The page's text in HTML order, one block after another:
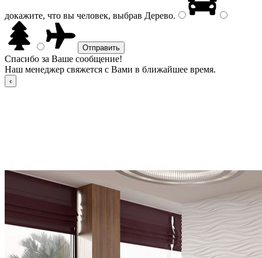
докажите, что вы человек, выбрав Дерево.
Спасибо за Ваше сообщение!
Наш менеджер свяжется с Вами в ближайшее время.